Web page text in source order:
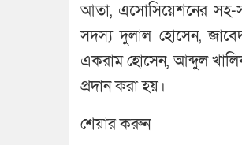
আতা, এসোসিয়েশনের সহ-
সদস্য দুলাল হোসেন,
একরাম হোসেন, আব্দুল
প্রদান করা হয়।
শেয়ার করুন